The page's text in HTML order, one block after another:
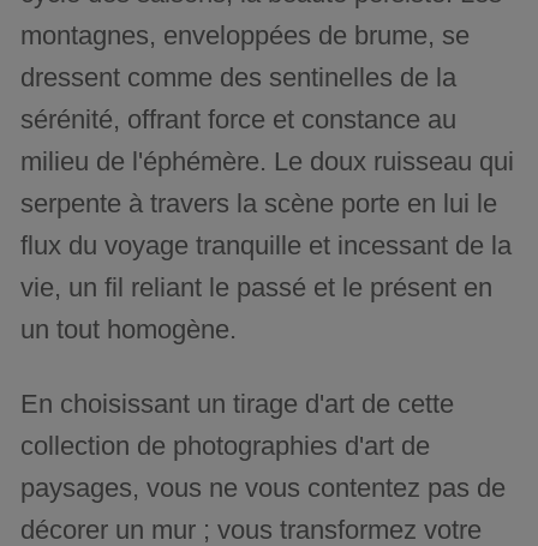
montagnes, enveloppées de brume, se
dressent comme des sentinelles de la
sérénité, offrant force et constance au
milieu de l'éphémère. Le doux ruisseau qui
serpente à travers la scène porte en lui le
flux du voyage tranquille et incessant de la
vie, un fil reliant le passé et le présent en
un tout homogène.
En choisissant un tirage d'art de cette
collection de photographies d'art de
paysages, vous ne vous contentez pas de
décorer un mur ; vous transformez votre